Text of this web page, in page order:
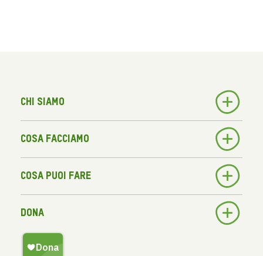
Chi siamo
Cosa facciamo
Cosa puoi fare
Dona